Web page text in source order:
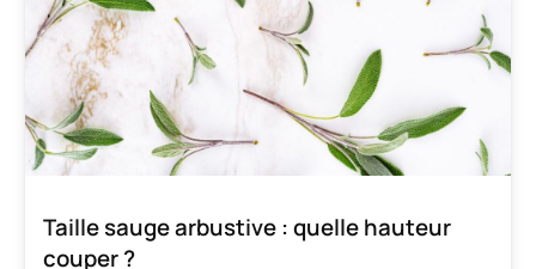
Taille sauge arbustive : quelle hauteur
couper ?